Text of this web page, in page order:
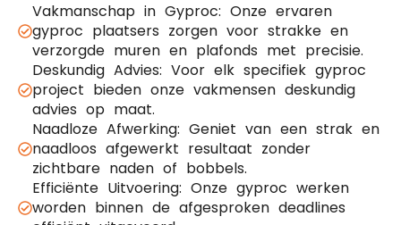
Vakmanschap in Gyproc: Onze ervaren
gyproc plaatsers zorgen voor strakke en
verzorgde muren en plafonds met precisie.
Deskundig Advies: Voor elk specifiek gyproc
project bieden onze vakmensen deskundig
advies op maat.
Naadloze Afwerking: Geniet van een strak en
naadloos afgewerkt resultaat zonder
zichtbare naden of bobbels.
Efficiënte Uitvoering: Onze gyproc werken
worden binnen de afgesproken deadlines